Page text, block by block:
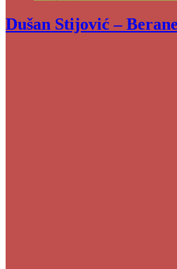
Dušan Stijović –